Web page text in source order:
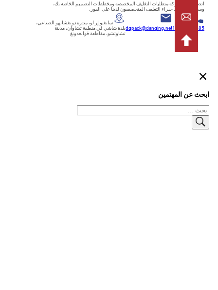
بنا لمشاركة متطلبات التغليف المخصصة ومخططات التصميم الخاصة بك،
معك خبراء التغليف المتخصصون لدينا على الفور.
+86-
dqpack@danqing.net
سانغبو إر لو، منتزه دونغشانهو الصناعي،
بلدة شاشي في منطقة تشاوان، مدينة
تشاوتشو، مقاطعة قوانغدونغ
عن المهتمين